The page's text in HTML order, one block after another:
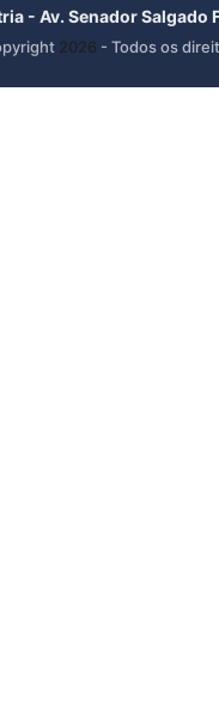
- Av. Senador
2026 - Todos os